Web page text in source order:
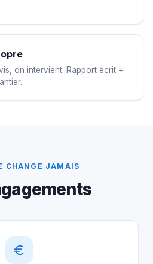
on intervient. Rapport écrit +
CHANGE JAMAIS